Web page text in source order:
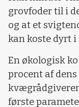
grovfoder til i
og at et
kan koste dyrt
En økologisk
procent af
første